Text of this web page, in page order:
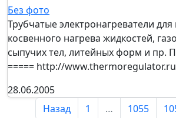
Без фото
Трубчатые электронагреватели
косвенного нагрева жидкостей,
сыпучих тел, литейных форм и пр.
===== http://www.thermoregulator.ru
28.06.2005
Назад
1 … 1055